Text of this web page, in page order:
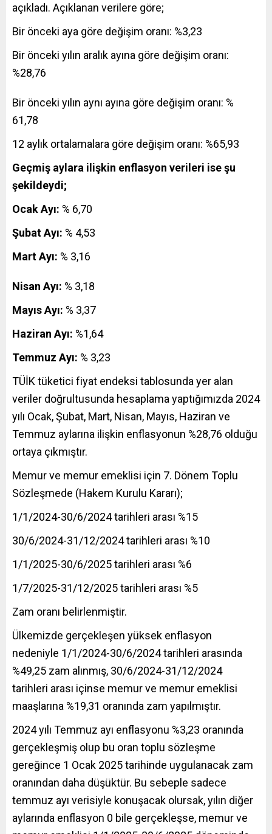
açıkladı. Açıklanan verilere göre;
Bir önceki aya göre değişim oranı: %3,23
Bir önceki yılın aralık ayına göre değişim oranı:
%28,76
Bir önceki yılın aynı ayına göre değişim oranı: %
61,78
12 aylık ortalamalara göre değişim oranı: %65,93
Geçmiş aylara ilişkin enflasyon verileri ise şu
şekildeydi;
Ocak Ayı: % 6,70
Şubat Ayı: % 4,53
Mart Ayı: % 3,16
Nisan Ayı: % 3,18
Mayıs Ayı: % 3,37
Haziran Ayı: %1,64
Temmuz Ayı: % 3,23
TÜİK tüketici fiyat endeksi tablosunda yer alan
veriler doğrultusunda hesaplama yaptığımızda 2024
yılı Ocak, Şubat, Mart, Nisan, Mayıs, Haziran ve
Temmuz aylarına ilişkin enflasyonun %28,76 olduğu
ortaya çıkmıştır.
Memur ve memur emeklisi için 7. Dönem Toplu
Sözleşmede (Hakem Kurulu Kararı);
1/1/2024-30/6/2024 tarihleri arası %15
30/6/2024-31/12/2024 tarihleri arası %10
1/1/2025-30/6/2025 tarihleri arası %6
1/7/2025-31/12/2025 tarihleri arası %5
Zam oranı belirlenmiştir.
Ülkemizde gerçekleşen yüksek enflasyon
nedeniyle 1/1/2024-30/6/2024 tarihleri arasında
%49,25 zam alınmış, 30/6/2024-31/12/2024
tarihleri arası içinse memur ve memur emeklisi
maaşlarına %19,31 oranında zam yapılmıştır.
2024 yılı Temmuz ayı enflasyonu %3,23 oranında
gerçekleşmiş olup bu oran toplu sözleşme
gereğince 1 Ocak 2025 tarihinde uygulanacak zam
oranından daha düşüktür. Bu sebeple sadece
temmuz ayı verisiyle konuşacak olursak, yılın diğer
aylarında enflasyon 0 bile gerçekleşse, memur ve